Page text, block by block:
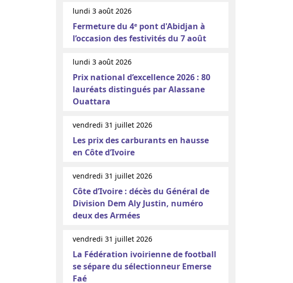
lundi 3 août 2026
Fermeture du 4ᵉ pont d'Abidjan à
l’occasion des festivités du 7 août
lundi 3 août 2026
Prix national d’excellence 2026 : 80
lauréats distingués par Alassane
Ouattara
vendredi 31 juillet 2026
Les prix des carburants en hausse
en Côte d’Ivoire
vendredi 31 juillet 2026
Côte d’Ivoire : décès du Général de
Division Dem Aly Justin, numéro
deux des Armées
vendredi 31 juillet 2026
La Fédération ivoirienne de football
se sépare du sélectionneur Emerse
Faé